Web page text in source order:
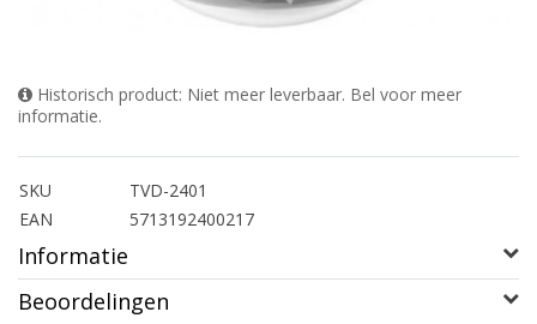
Historisch product: Niet meer leverbaar. Bel voor meer
informatie.
SKU
TVD-2401
EAN
5713192400217
Informatie
Beoordelingen